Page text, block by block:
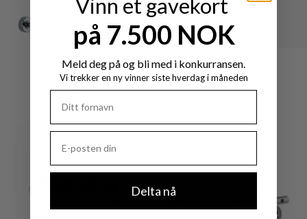
RELATERTE
PRODUKTER
på 7.500 NOK
Meld deg på og bli med i konkurransen.
Vi trekker en ny vinner siste hverdag i måneden
Delta nå